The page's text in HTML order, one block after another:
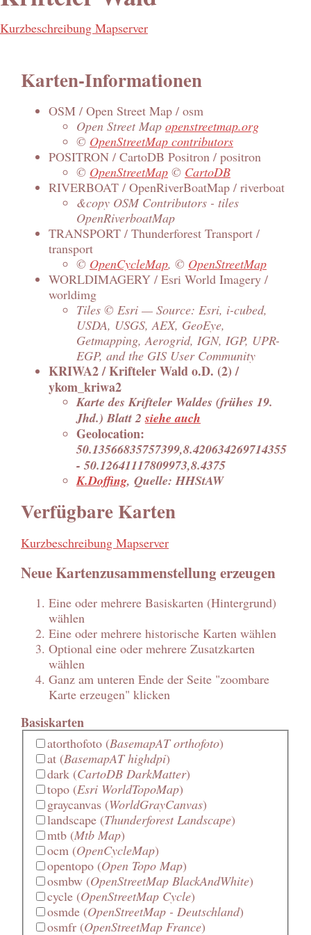
Kurzbeschreibung Mapserver
Karten-Informationen
OSM / Open Street Map / osm
Open Street Map openstreetmap.org
© OpenStreetMap contributors
POSITRON / CartoDB Positron / positron
© OpenStreetMap © CartoDB
RIVERBOAT / OpenRiverBoatMap / riverboat
&copy OSM Contributors - tiles
OpenRiverboatMap
TRANSPORT / Thunderforest Transport /
transport
© OpenCycleMap, © OpenStreetMap
WORLDIMAGERY / Esri World Imagery /
worldimg
Tiles © Esri — Source: Esri, i-cubed,
USDA, USGS, AEX, GeoEye,
Getmapping, Aerogrid, IGN, IGP, UPR-
EGP, and the GIS User Community
KRIWA2 / Krifteler Wald o.D. (2) /
ykom_kriwa2
Karte des Krifteler Waldes (frühes 19.
Jhd.) Blatt 2siehe auch
Geolocation:
50.13566835757399,8.420634269714355
- 50.12641117809973,8.4375
K.Doffing, Quelle: HHStAW
Verfügbare Karten
Kurzbeschreibung Mapserver
Neue Kartenzusammenstellung erzeugen
Eine oder mehrere Basiskarten (Hintergrund)
wählen
Eine oder mehrere historische Karten wählen
Optional eine oder mehrere Zusatzkarten
wählen
Ganz am unteren Ende der Seite "zoombare
Karte erzeugen" klicken
Basiskarten
atorthofoto(BasemapAT orthofoto)
at(BasemapAT highdpi)
dark(CartoDB DarkMatter)
topo(Esri WorldTopoMap)
graycanvas(WorldGrayCanvas)
landscape(Thunderforest Landscape)
mtb(Mtb Map)
ocm(OpenCycleMap)
opentopo(Open Topo Map)
osmbw(OpenStreetMap BlackAndWhite)
cycle(OpenStreetMap Cycle)
osmde(OpenStreetMap - Deutschland)
osmfr(OpenStreetMap France)